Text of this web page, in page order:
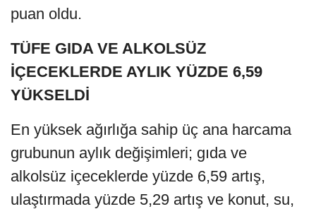
puan oldu.
TÜFE GIDA VE ALKOLSÜZ
İÇECEKLERDE AYLIK YÜZDE 6,59
YÜKSELDİ
En yüksek ağırlığa sahip üç ana harcama
grubunun aylık değişimleri; gıda ve
alkolsüz içeceklerde yüzde 6,59 artış,
ulaştırmada yüzde 5,29 artış ve konut, su,